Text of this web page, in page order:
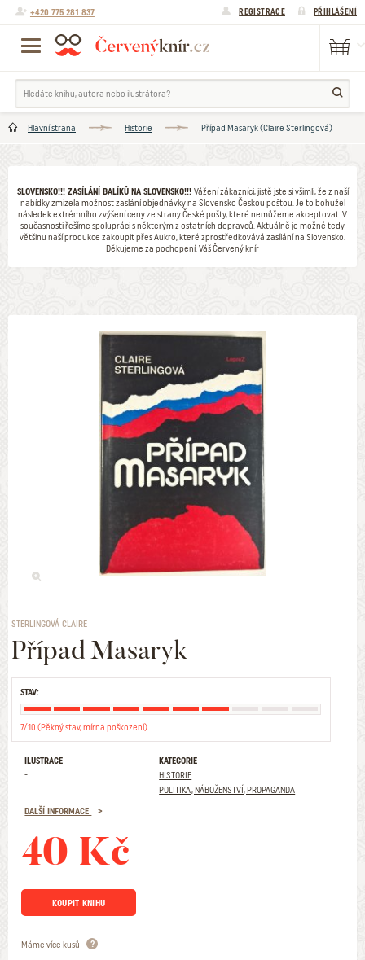
+420 775 281 837 REGISTRACE PŘIHLÁŠENÍ
Hlavní strana Historie Případ Masaryk (Claire Sterlingová)
SLOVENSKO!!! ZASÍLÁNÍ BALÍKŮ NA SLOVENSKO!!! Vážení zákazníci, jistě jste si všimli, že z naší
nabídky zmizela možnost zaslání objednávky na Slovensko Českou poštou. Je to bohužel
následek extrémního zvýšení ceny ze strany České pošty, které nemůžeme akceptovat. V
současnosti řešíme spolupráci s některým z ostatních dopravců. Aktuálně je možné tedy
většinu naší produkce zakoupit přes Aukro, které zprostředkovává zasílání na Slovensko.
Děkujeme za pochopení. Váš Červený knír
STERLINGOVÁ CLAIRE
Případ Masaryk
STAV:
7/10 (Pěkný stav, mírná poškození)
ILUSTRACE
-
KATEGORIE
HISTORIE
POLITIKA, NÁBOŽENSTVÍ, PROPAGANDA
DALŠÍ INFORMACE
40 Kč
KOUPIT KNIHU
Máme více kusů